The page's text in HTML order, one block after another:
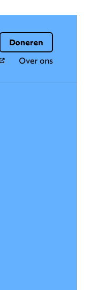
Over ons
Doneren